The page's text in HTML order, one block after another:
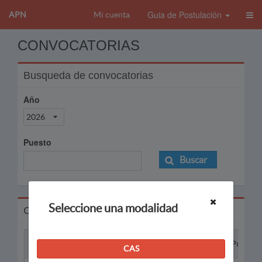
APN Mi cuenta Guia de Postulación
CONVOCATORIAS
Busqueda de convocatorias
Año
2026
Puesto
Buscar
Convocatorias
Puesto
Seleccione una modalidad
CAS